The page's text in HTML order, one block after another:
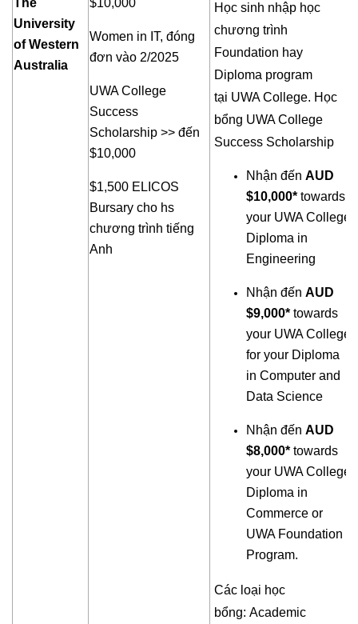
The
University
of Western
Australia
$10,000
Women in IT, đóng
đơn vào 2/2025
UWA College
Success
Scholarship >> đến
$10,000
$1,500 ELICOS
Bursary cho hs
chương trình tiếng
Anh
Học sinh nhập học
chương trình
Foundation hay
Diploma program
tại UWA College. Học
bổng UWA College
Success Scholarship
Nhận đến AUD
$10,000* towards
your UWA College
Diploma in
Engineering
Nhận đến AUD
$9,000* towards
your UWA College
for your Diploma
in Computer and
Data Science
Nhận đến AUD
$8,000* towards
your UWA College
Diploma in
Commerce or
UWA Foundation
Program.
Các loại học
bổng: Academic